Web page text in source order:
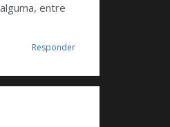
entre
Responder